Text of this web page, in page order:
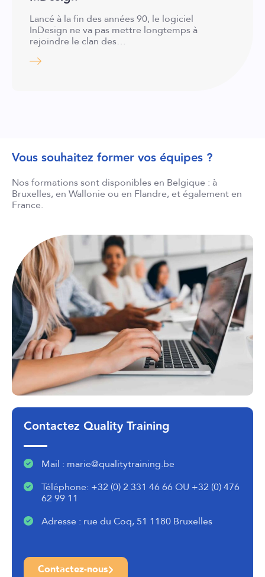
Lancé à la fin des années 90, le logiciel
InDesign ne va pas mettre longtemps à
rejoindre le clan des…
Vous souhaitez former vos équipes ?
Nos formations sont disponibles en Belgique : à
Bruxelles, en Wallonie ou en Flandre, et également en
France.
Contactez Quality Training
Mail : marie@qualitytraining.be
Téléphone: +32 (0) 2 331 46 66 OU +32 (0) 476
62 99 11
Adresse : rue du Coq, 51 1180 Bruxelles
Contactez-nous